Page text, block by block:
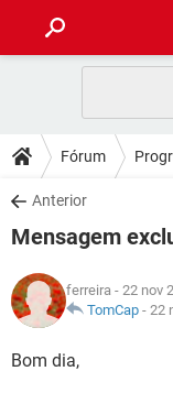
CELULAR
OUTLOOK
INSTAGRAM
GUIA DE COMPRAS
DICAS
JOGOS
INSTAGRAM
GUIA DE COMPRAS
DOWNLOADS
JOGOS
CELULAR
OUTLOOK
INSTAGRAM
JOGOS
CELULAR
OUTLOOK
GLOSSÁRIO
JOGOS
Fórum
Anterior
Mensagem
ferreira - 22 nov
TomCap - 22
Bom dia,